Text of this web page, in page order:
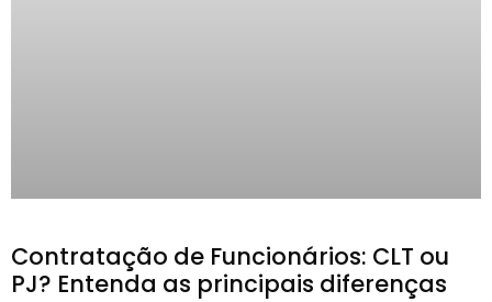
Contratação de Funcionários: CLT ou
PJ? Entenda as principais diferenças